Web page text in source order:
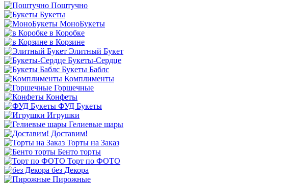
Поштучно
Букеты
МоноБукеты
в Коробке
в Корзине
Элитный Букет
Букеты-Сердце
Букеты Баблс
Комплименты
Горшечные
Конфеты
ФУД Букеты
Игрушки
Гелиевые шары
Доставим!
Торты на Заказ
Бенто торты
Торт по ФОТО
без Декора
Пирожные